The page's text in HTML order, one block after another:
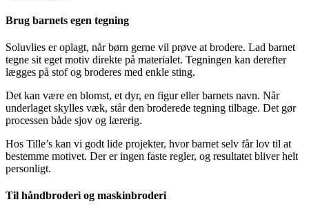
Brug barnets egen tegning
Soluvlies er oplagt, når børn gerne vil prøve at brodere. Lad barnet
tegne sit eget motiv direkte på materialet. Tegningen kan derefter
lægges på stof og broderes med enkle sting.
Det kan være en blomst, et dyr, en figur eller barnets navn. Når
underlaget skylles væk, står den broderede tegning tilbage. Det gør
processen både sjov og lærerig.
Hos Tille’s kan vi godt lide projekter, hvor barnet selv får lov til at
bestemme motivet. Der er ingen faste regler, og resultatet bliver helt
personligt.
Til håndbroderi og maskinbroderi